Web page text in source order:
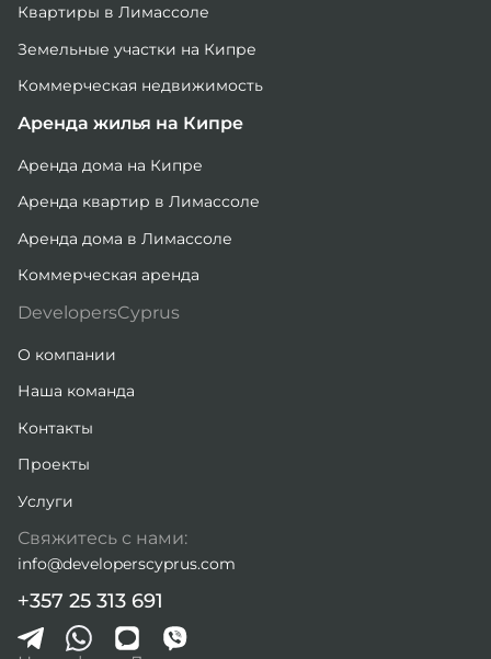
Квартиры в Лимассоле
Земельные участки на Кипре
Коммерческая недвижимость
Аренда жилья на Кипре
Аренда дома на Кипре
Аренда квартир в Лимассоле
Аренда дома в Лимассоле
Коммерческая аренда
DevelopersCyprus
О компании
Наша команда
Контакты
Проекты
Услуги
Свяжитесь с нами:
info@developerscyprus.com
+357 25 313 691